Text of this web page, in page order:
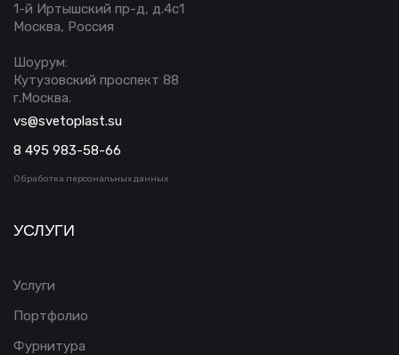
1-й Иртышский пр-д, д.4с1
Москва, Россия
Шоурум:
Кутузовский проспект 88
г.Москва.
vs@svetoplast.su
8 495 983-58-66
Обработка персональных данных
УСЛУГИ
Услуги
Портфолио
Фурнитура